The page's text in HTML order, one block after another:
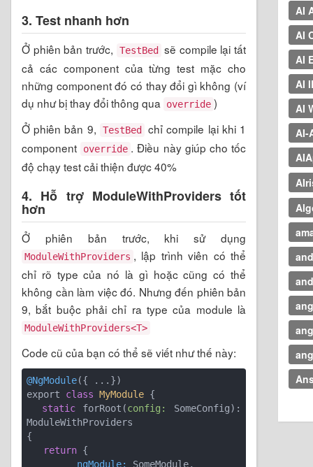
3. Test nhanh hơn
Ở phiên bản trước, TestBed
sẽ compile lại tất
cả các component của từng test mặc cho
những component đó có thay đổi gì không (ví
dụ như bị thay đổi thông qua
override )
Ở phiên bản 9,
TestBed
chỉ compile lại khi 1
component
override . Điều này giúp cho tốc
độ chạy test cải thiện được 40%
4. Hỗ trợ ModuleWithProviders tốt
hơn
Ở phiên bản trước, khi sử dụng
ModuleWithProviders , lập trình viên có thể
chỉ rõ type của nó là gì hoặc cũng có thể
không cần làm việc đó. Nhưng đến phiên bản
9, bắt buộc phải chỉ ra type của module là
ModuleWithProviders<T>
Code cũ của bạn có thể sẽ viết như thế này:
@NgModule({ ...})
export class MyModule {
static forRoot(config:
SomeConfig):
ModuleWithProviders
{
return
         ngModule:
AI
AI
AI
AI
AI
AI-